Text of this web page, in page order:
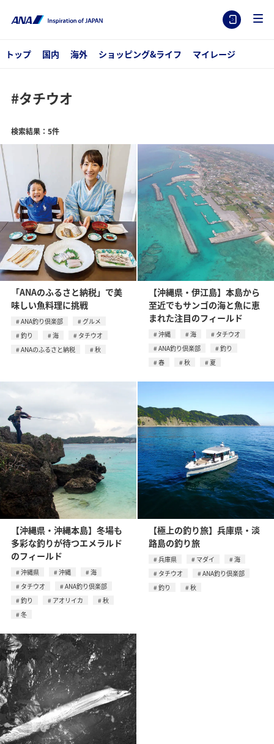
トップ 国内 海外 ショッピング&ライフ マイレージ
#タチウオ
検索結果：5件
「ANAのふるさと納税」で美
味しい魚料理に挑戦
ANA釣り倶楽部
グルメ
釣り
海
タチウオ
ANAのふるさと納税
秋
【沖縄県・伊江島】本島から
至近でもサンゴの海と魚に恵
まれた注目のフィールド
沖縄 海
タチウオ
ANA釣り倶楽部
釣り
春
秋 夏
【沖縄県・沖縄本島】冬場も
多彩な釣りが待つエメラルド
のフィールド
沖縄県 沖縄
海
タチウオ
ANA釣り倶楽部
釣り
アオリイカ
秋
冬
【極上の釣り旅】兵庫県・淡
路島の釣り旅
兵庫県 マダイ
海
タチウオ
ANA釣り倶楽部
釣り
秋